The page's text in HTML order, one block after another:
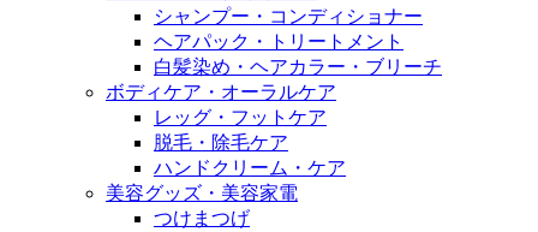
シャンプー・コンディショナー
ヘアパック・トリートメント
白髪染め・ヘアカラー・ブリーチ
ボディケア・オーラルケア
レッグ・フットケア
脱毛・除毛ケア
ハンドクリーム・ケア
美容グッズ・美容家電
つけまつげ